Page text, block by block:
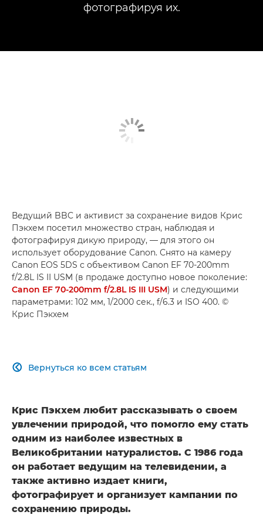
фотографируя их.
Ведущий BBC и активист за сохранение видов Крис
Пэкхем посетил множество стран, наблюдая и
фотографируя дикую природу, — для этого он
использует оборудование Canon. Снято на камеру
Canon EOS 5DS с объективом Canon EF 70-200mm
f/2.8L IS II USM (в продаже доступно новое поколение:
Canon EF 70-200mm f/2.8L IS III USM) и следующими
параметрами: 102 мм, 1/2000 сек., f/6.3 и ISO 400. ©
Крис Пэкхем
Вернуться ко всем статьям

Крис Пэкхем любит рассказывать о своем
увлечении природой, что помогло ему стать
одним из наиболее известных в
Великобритании натуралистов. С 1986 года
он работает ведущим на телевидении, а
также активно издает книги,
фотографирует и организует кампании по
сохранению природы.